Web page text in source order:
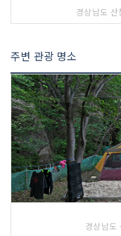
경상남도
주변 관광 명소
경상남도